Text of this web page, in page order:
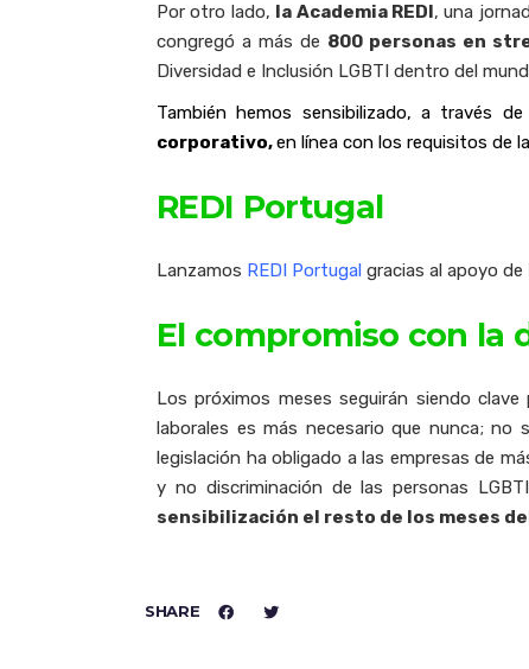
Por otro lado, la Academia REDI, una
congregó a más de 800 personas en
Diversidad e Inclusión LGBTI dentro del
También hemos sensibilizado, a través
corporativo,en línea con los requisitos de
REDI Portugal
Lanzamos REDI Portugal gracias al apoyo de
El compromiso con la
Los próximos meses seguirán siendo
laborales es más necesario que nunca;
legislación ha obligado a las empresas de
y no discriminación de las personas
sensibilización el resto de los meses
SHARE